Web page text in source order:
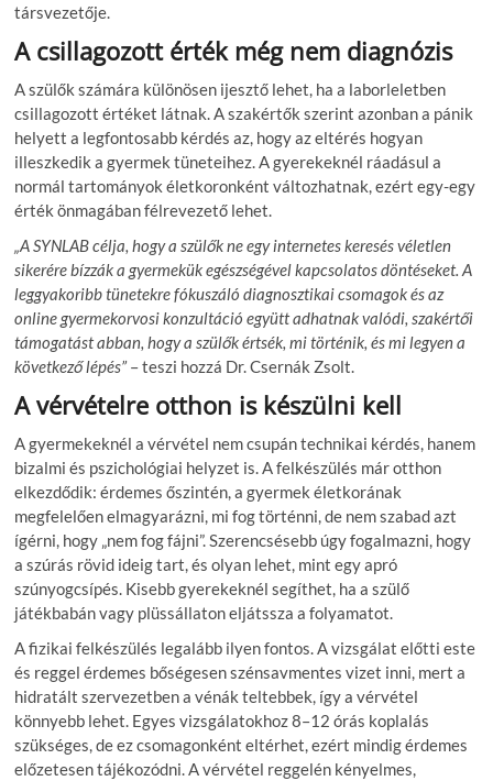
társvezetője.
A csillagozott érték még nem diagnózis
A szülők számára különösen ijesztő lehet, ha a laborleletben
csillagozott értéket látnak. A szakértők szerint azonban a pánik
helyett a legfontosabb kérdés az, hogy az eltérés hogyan
illeszkedik a gyermek tüneteihez. A gyerekeknél ráadásul a
normál tartományok életkoronként változhatnak, ezért egy-egy
érték önmagában félrevezető lehet.
„A SYNLAB célja, hogy a szülők ne egy internetes keresés véletlen
sikerére bízzák a gyermekük egészségével kapcsolatos döntéseket. A
leggyakoribb tünetekre fókuszáló diagnosztikai csomagok és az
online gyermekorvosi konzultáció együtt adhatnak valódi, szakértői
támogatást abban, hogy a szülők értsék, mi történik, és mi legyen a
következő lépés”– teszi hozzá Dr. Csernák Zsolt.
A vérvételre otthon is készülni kell
A gyermekeknél a vérvétel nem csupán technikai kérdés, hanem
bizalmi és pszichológiai helyzet is. A felkészülés már otthon
elkezdődik: érdemes őszintén, a gyermek életkorának
megfelelően elmagyarázni, mi fog történni, de nem szabad azt
ígérni, hogy „nem fog fájni”. Szerencsésebb úgy fogalmazni, hogy
a szúrás rövid ideig tart, és olyan lehet, mint egy apró
szúnyogcsípés. Kisebb gyerekeknél segíthet, ha a szülő
játékbabán vagy plüssállaton eljátssza a folyamatot.
A fizikai felkészülés legalább ilyen fontos. A vizsgálat előtti este
és reggel érdemes bőségesen szénsavmentes vizet inni, mert a
hidratált szervezetben a vénák teltebbek, így a vérvétel
könnyebb lehet. Egyes vizsgálatokhoz 8–12 órás koplalás
szükséges, de ez csomagonként eltérhet, ezért mindig érdemes
előzetesen tájékozódni. A vérvétel reggelén kényelmes,